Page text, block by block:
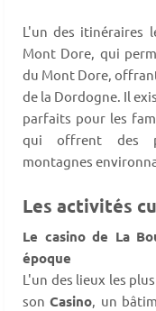
L'un des itinéraires
Mont Dore, qui
du Mont Dore,
de la Dordogne. Il
parfaits pour les
qui offrent des
montagnes
Les activités
Le casino de La
époque
L'un des lieux les
sonCasino , un